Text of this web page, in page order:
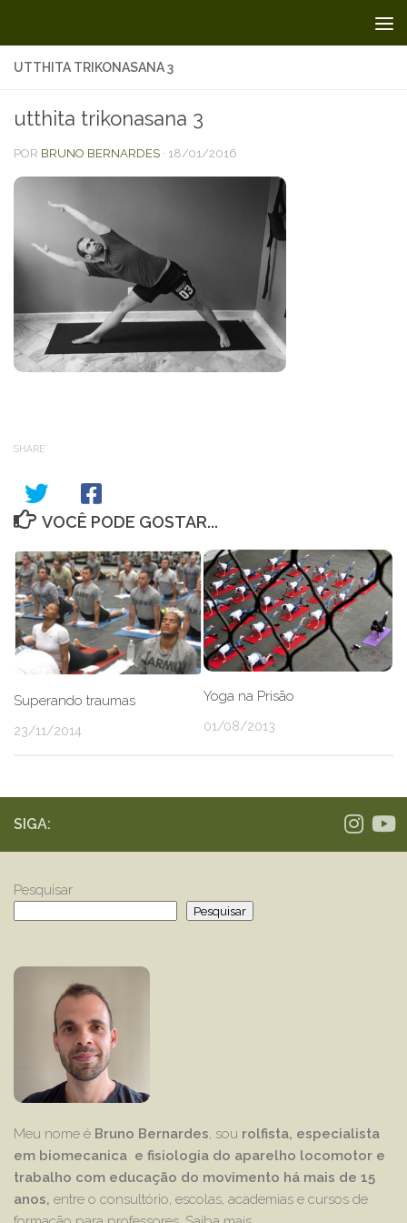
UTTHITA TRIKONASANA 3
utthita trikonasana 3
POR BRUNO BERNARDES · 18/01/2016
SHARE
VOCÊ PODE GOSTAR...
Superando traumas
23/11/2014
Yoga na Prisão
01/08/2013
SIGA:
Pesquisar
Pesquisar
Meu nome é Bruno Bernardes, sou rolfista, especialista
em biomecanica e fisiologia do aparelho locomotor e
trabalho com educação do movimento há mais de 15
anos, entre o consultório, escolas, academias e cursos de